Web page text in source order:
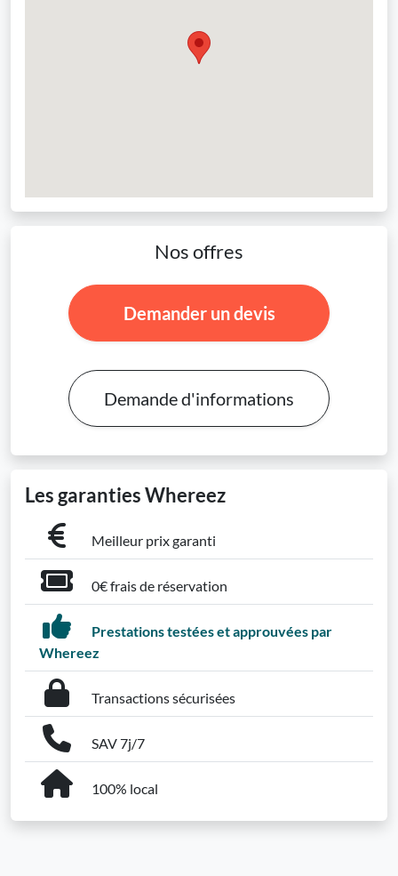
Nos offres
Demander un devis
Demande d'informations
Les garanties Whereez
Meilleur prix garanti
0€ frais de réservation
Prestations testées et approuvées par
Whereez
Transactions sécurisées
SAV 7j/7
100% local